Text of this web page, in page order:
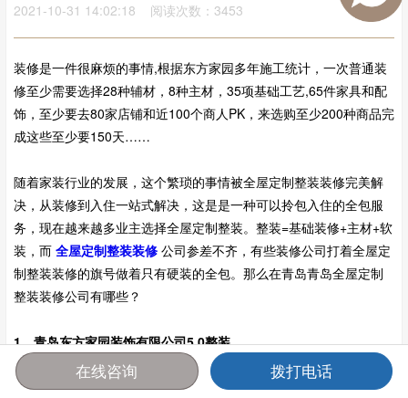
2021-10-31 14:02:18 阅读次数：3453
装修是一件很麻烦的事情,根据东方家园多年施工统计，一次普通装
修至少需要选择28种辅材，8种主材，35项基础工艺,65件家具和配
饰，至少要去80家店铺和近100个商人PK，来选购至少200种商品完
成这些至少要150天……
随着家装行业的发展，这个繁琐的事情被全屋定制整装装修完美解
决，从装修到入住一站式解决，这是是一种可以拎包入住的全包服
务，现在越来越多业主选择全屋定制整装。整装=基础装修+主材+软
装，而 全屋定制整装装修 公司参差不齐，有些装修公司打着全屋定
制整装装修的旗号做着只有硬装的全包。那么在青岛青岛全屋定制
整装装修公司有哪些？
1、青岛东方家园装饰有限公司5.0整装
青岛东方家园装饰有限公司于2000年11月落户岛城，总部坐落于青
首页 报价 电话 咨询
在线咨询 拨打电话